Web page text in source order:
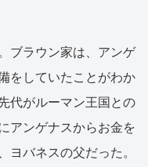
ブラウン家は、アンゲ
をしていたことがわか
代がルーマン王国との
アンゲナスからお金を
ヨバネスの父だった。